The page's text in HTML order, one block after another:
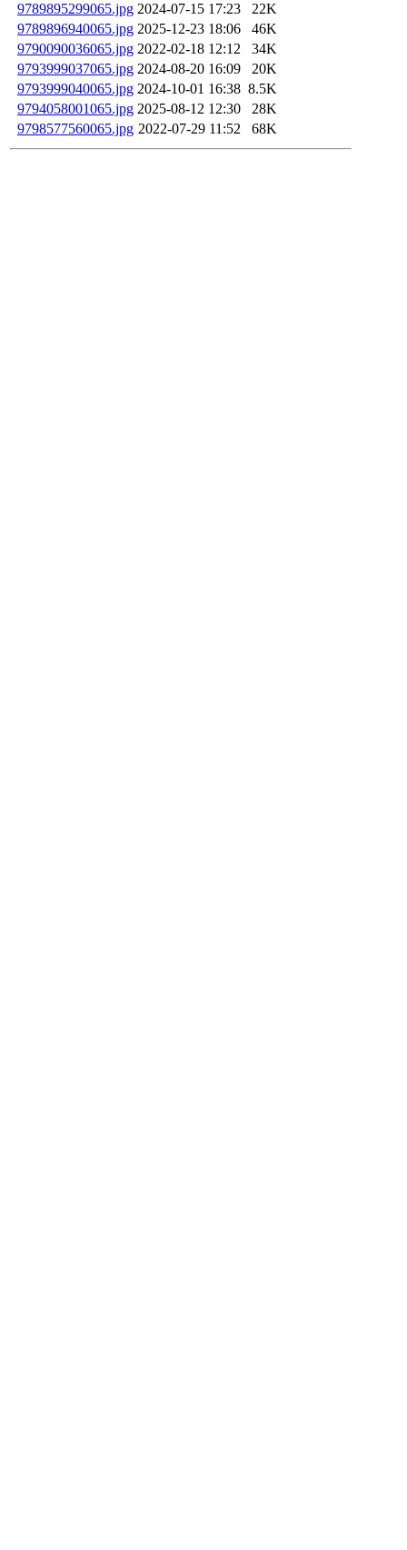
9789895299065.jpg 2024-07-15 17:23
22K
9789896940065.jpg 2025-12-23 18:06
46K
9790090036065.jpg 2022-02-18 12:12
34K
9793999037065.jpg 2024-08-20 16:09
20K
9793999040065.jpg 2024-10-01 16:38 8.5K
9794058001065.jpg 2025-08-12 12:30
28K
9798577560065.jpg 2022-07-29 11:52 68K